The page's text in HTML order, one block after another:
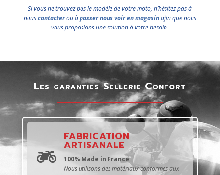
Si vous ne trouvez pas le modèle de votre moto, n’hésitez pas à
nouscontacterou àpasser nous voir en magasinafin que nous
vous proposions une solution à votre besoin.
Les garanties Sellerie Confort

FABRICATION
ARTISANALE
100% Made in France
Nous utilisons des matériaux conformes aux